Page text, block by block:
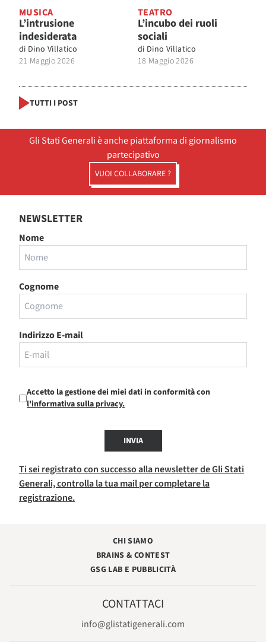
MUSICA
L’intrusione
indesiderata
di Dino Villatico
21 Maggio 2026
TEATRO
L’incubo dei ruoli
sociali
di Dino Villatico
18 Maggio 2026
TUTTI I POST
Gli Stati Generali è anche piattaforma di giornalismo
partecipativo
VUOI COLLABORARE ?
NEWSLETTER
Nome
Cognome
Indirizzo E-mail
Accetto la gestione dei miei dati in conformità con
l'informativa sulla privacy.
INVIA
Ti sei registrato con successo alla newsletter de Gli Stati
Generali, controlla la tua mail per completare la
registrazione.
CHI SIAMO
BRAINS & CONTEST
GSG LAB E PUBBLICITÀ
CONTATTACI
info@glistatigenerali.com